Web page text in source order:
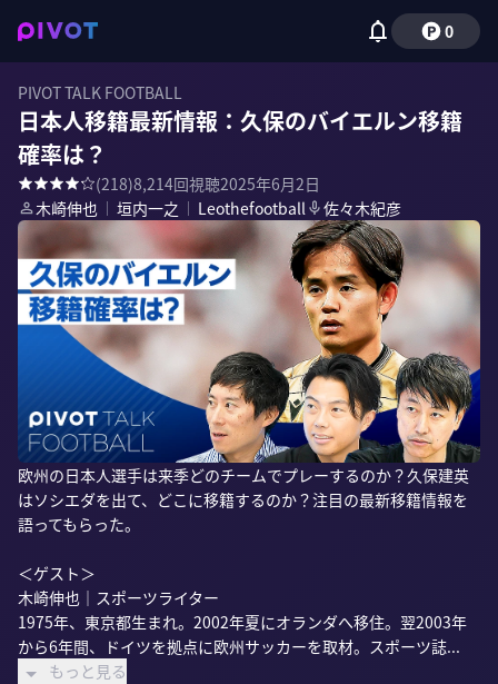
0
PIVOT TALK FOOTBALL
日本人移籍最新情報：久保のバイエルン移籍
確率は？
(218)8,214回視聴2025年6月2日
木崎伸也 ｜ 垣内一之 ｜ Leothefootball 佐々木紀彦
欧州の日本人選手は来季どのチームでプレーするのか？久保建英
はソシエダを出て、どこに移籍するのか？注目の最新移籍情報を
語ってもらった。
＜ゲスト＞
木崎伸也｜スポーツライター
1975年、東京都生まれ。2002年夏にオランダへ移住。翌2003年
から6年間、ドイツを拠点に欧州サッカーを取材。スポーツ誌...
もっと見る